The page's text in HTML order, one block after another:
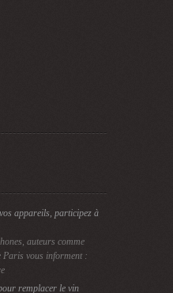
appareils, participez à
auteurs comme
Paris vous informent :
remplacer le vin